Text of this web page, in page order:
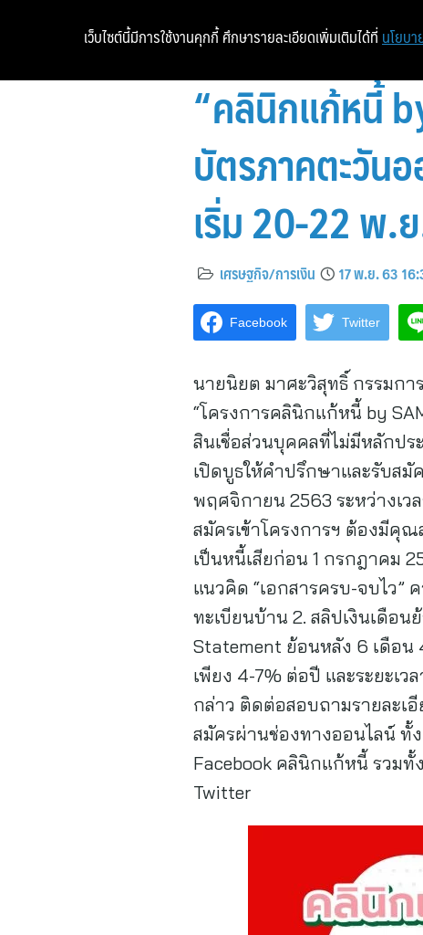
“คลินิกแก้หนี้
บัตรภาคตะวัน
เริ่ม 20-22 พ.
เศรษฐกิจ/การเงิน 17 พ.ย. 63
Facebook Twitter
นายนิยต มาศะวิสุทธิ์ กรรมกา
“โครงการคลินิกแก้หนี้ by
สินเชื่อส่วนบุคคลที่ไม่มีหลักป
เปิดบูธให้คำปรึกษาและรับสมั
พฤศจิกายน 2563 ระหว่างเว
สมัครเข้าโครงการฯ ต้องมีคุ
เป็นหนี้เสียก่อน 1 กรกฎาคม
แนวคิด “เอกสารครบ-จบไว”
ทะเบียนบ้าน 2. สลิปเงินเดือ
Statement ย้อนหลัง 6 เดือน
เพียง 4-7% ต่อปี และระยะเ
กล่าว ติดต่อสอบถามรายละเ
สมัครผ่านช่องทางออนไลน์ ทั้
Facebook คลินิกแก้หนี้ รวม
Twitter
เว็บไซต์นี้มีการใช้งานคุกกี้ ศึกษารายละเอียดเพิ่มเติมได้ที่ นโยบา